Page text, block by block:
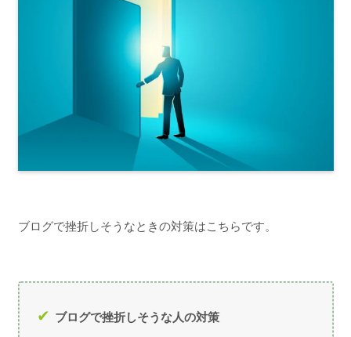
ブログで挫折しそうなときの対策はこちらです。
ブログで挫折しそうな人の対策